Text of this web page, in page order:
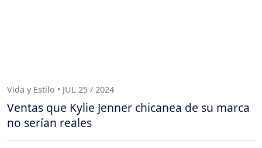
Vida y Estilo • JUL 25 / 2024
Ventas que Kylie Jenner chicanea de su marca
no serían reales